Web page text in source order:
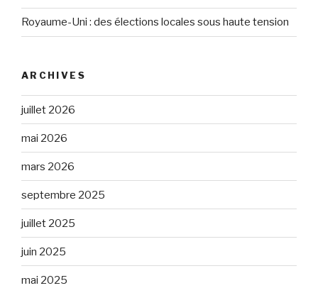
Royaume-Uni : des élections locales sous haute tension
ARCHIVES
juillet 2026
mai 2026
mars 2026
septembre 2025
juillet 2025
juin 2025
mai 2025